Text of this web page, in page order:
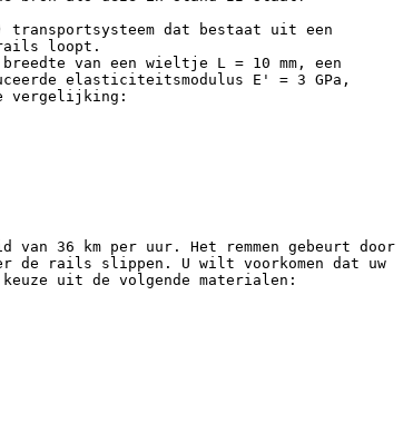
transportsysteem dat bestaat uit een
loopt.
van een wieltje L = 10 mm, een
elasticiteitsmodulus E' = 3 GPa,
vergelijking:
36 km per uur. Het remmen gebeurt door
de rails slippen. U wilt voorkomen dat uw
uit de volgende materialen: